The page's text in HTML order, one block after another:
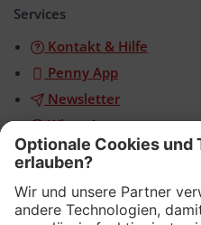
Services
Kontakt & Hilfe
Penny App
Newsletter
WhatsApp
App